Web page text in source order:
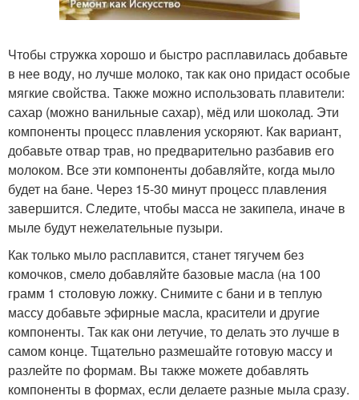
Чтобы стружка хорошо и быстро расплавилась добавьте
в нее воду, но лучше молоко, так как оно придаст особые
мягкие свойства. Также можно использовать плавители:
сахар (можно ванильные сахар), мёд или шоколад. Эти
компоненты процесс плавления ускоряют. Как вариант,
добавьте отвар трав, но предварительно разбавив его
молоком. Все эти компоненты добавляйте, когда мыло
будет на бане. Через 15-30 минут процесс плавления
завершится. Следите, чтобы масса не закипела, иначе в
мыле будут нежелательные пузыри.
Как только мыло расплавится, станет тягучем без
комочков, смело добавляйте базовые масла (на 100
грамм 1 столовую ложку. Снимите с бани и в теплую
массу добавьте эфирные масла, красители и другие
компоненты. Так как они летучие, то делать это лучше в
самом конце. Тщательно размешайте готовую массу и
разлейте по формам. Вы также можете добавлять
компоненты в формах, если делаете разные мыла сразу.